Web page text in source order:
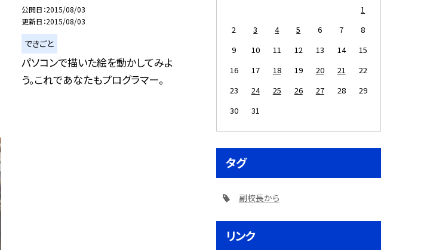
公開日 2015/08/03
更新日 2015/08/03
できごと
パソコンで描いた絵を動かしてみよ
う。これであなたもプログラマー。
1
2
3 4 5 6 7
8
9
10 11 12 13 14
15
16
17 18 19 20 21
22
23
24 25 26 27 28
29
30
31
タグ
副校長から
リンク